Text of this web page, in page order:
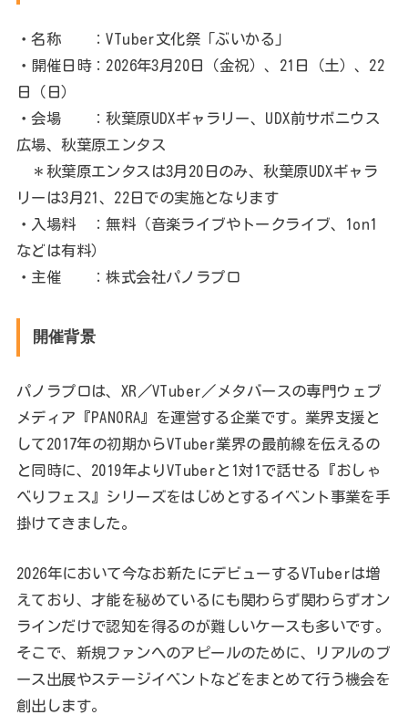
・名称 ：VTuber文化祭「ぶいかる」
・開催日時：2026年3月20日（金祝）、21日（土）、22
日（日）
・会場 ：秋葉原UDXギャラリー、UDX前サボニウス
広場、秋葉原エンタス
＊秋葉原エンタスは3月20日のみ、秋葉原UDXギャラ
リーは3月21、22日での実施となります
・入場料 ：無料（音楽ライブやトークライブ、1on1
などは有料）
・主催 ：株式会社パノラプロ
開催背景
パノラプロは、XR／VTuber／メタバースの専門ウェブ
メディア『PANORA』を運営する企業です。業界支援と
して2017年の初期からVTuber業界の最前線を伝えるの
と同時に、2019年よりVTuberと1対1で話せる『おしゃ
べりフェス』シリーズをはじめとするイベント事業を手
掛けてきました。
2026年において今なお新たにデビューするVTuberは増
えており、才能を秘めているにも関わらず関わらずオン
ラインだけで認知を得るのが難しいケースも多いです。
そこで、新規ファンへのアピールのために、リアルのブ
ース出展やステージイベントなどをまとめて行う機会を
創出します。